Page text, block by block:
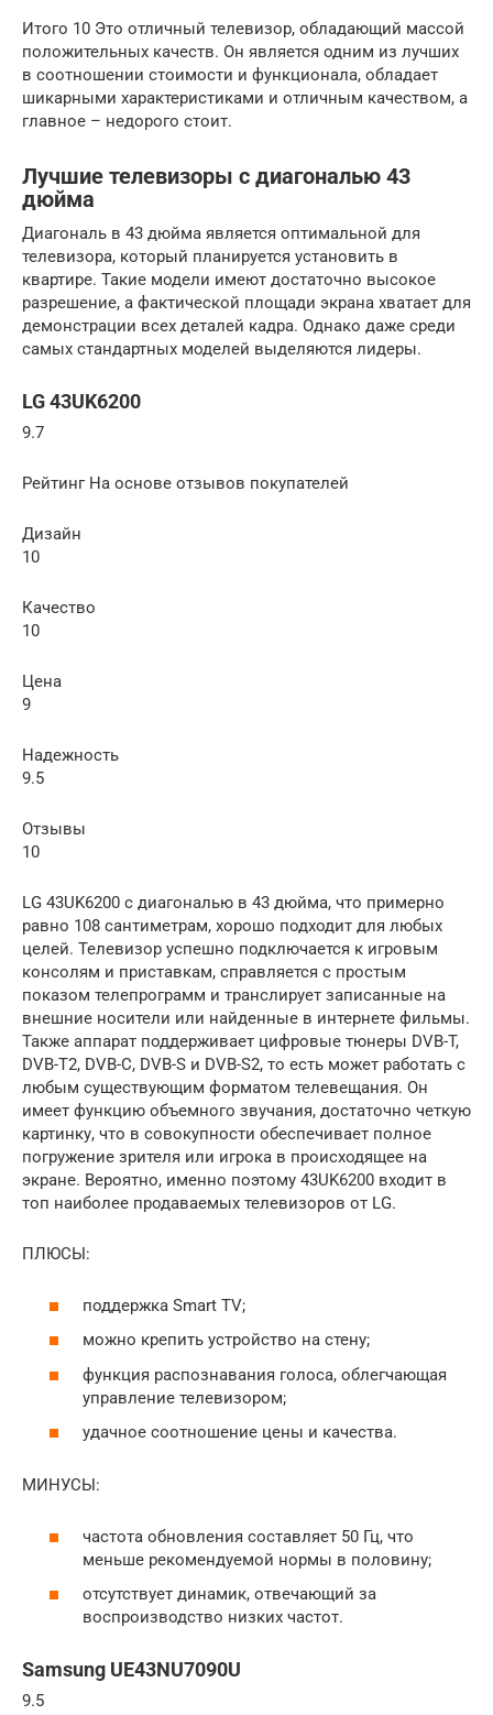
Итого 10 Это отличный телевизор, обладающий массой
положительных качеств. Он является одним из лучших
в соотношении стоимости и функционала, обладает
шикарными характеристиками и отличным качеством, а
главное – недорого стоит.
Лучшие телевизоры с диагональю 43
дюйма
Диагональ в 43 дюйма является оптимальной для
телевизора, который планируется установить в
квартире. Такие модели имеют достаточно высокое
разрешение, а фактической площади экрана хватает для
демонстрации всех деталей кадра. Однако даже среди
самых стандартных моделей выделяются лидеры.
LG 43UK6200
9.7
Рейтинг На основе отзывов покупателей
Дизайн
10
Качество
10
Цена
9
Надежность
9.5
Отзывы
10
LG 43UK6200 с диагональю в 43 дюйма, что примерно
равно 108 сантиметрам, хорошо подходит для любых
целей. Телевизор успешно подключается к игровым
консолям и приставкам, справляется с простым
показом телепрограмм и транслирует записанные на
внешние носители или найденные в интернете фильмы.
Также аппарат поддерживает цифровые тюнеры DVB-T,
DVB-T2, DVB-C, DVB-S и DVB-S2, то есть может работать с
любым существующим форматом телевещания. Он
имеет функцию объемного звучания, достаточно четкую
картинку, что в совокупности обеспечивает полное
погружение зрителя или игрока в происходящее на
экране. Вероятно, именно поэтому 43UK6200 входит в
топ наиболее продаваемых телевизоров от LG.
ПЛЮСЫ:
поддержка Smart TV;
можно крепить устройство на стену;
функция распознавания голоса, облегчающая
управление телевизором;
удачное соотношение цены и качества.
МИНУСЫ:
частота обновления составляет 50 Гц, что
меньше рекомендуемой нормы в половину;
отсутствует динамик, отвечающий за
воспроизводство низких частот.
Samsung UE43NU7090U
9.5